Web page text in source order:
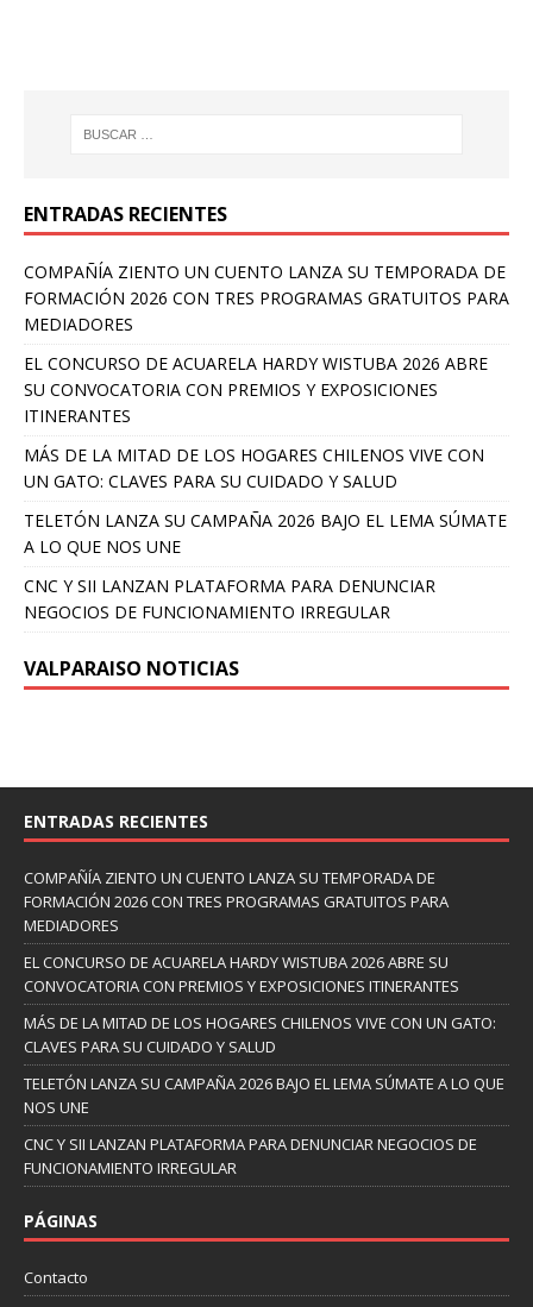
ENTRADAS RECIENTES
COMPAÑÍA ZIENTO UN CUENTO LANZA SU TEMPORADA DE
FORMACIÓN 2026 CON TRES PROGRAMAS GRATUITOS PARA
MEDIADORES
EL CONCURSO DE ACUARELA HARDY WISTUBA 2026 ABRE
SU CONVOCATORIA CON PREMIOS Y EXPOSICIONES
ITINERANTES
MÁS DE LA MITAD DE LOS HOGARES CHILENOS VIVE CON
UN GATO: CLAVES PARA SU CUIDADO Y SALUD
TELETÓN LANZA SU CAMPAÑA 2026 BAJO EL LEMA SÚMATE
A LO QUE NOS UNE
CNC Y SII LANZAN PLATAFORMA PARA DENUNCIAR
NEGOCIOS DE FUNCIONAMIENTO IRREGULAR
VALPARAISO NOTICIAS
ENTRADAS RECIENTES
COMPAÑÍA ZIENTO UN CUENTO LANZA SU TEMPORADA DE
FORMACIÓN 2026 CON TRES PROGRAMAS GRATUITOS PARA
MEDIADORES
EL CONCURSO DE ACUARELA HARDY WISTUBA 2026 ABRE SU
CONVOCATORIA CON PREMIOS Y EXPOSICIONES ITINERANTES
MÁS DE LA MITAD DE LOS HOGARES CHILENOS VIVE CON UN GATO:
CLAVES PARA SU CUIDADO Y SALUD
TELETÓN LANZA SU CAMPAÑA 2026 BAJO EL LEMA SÚMATE A LO QUE
NOS UNE
CNC Y SII LANZAN PLATAFORMA PARA DENUNCIAR NEGOCIOS DE
FUNCIONAMIENTO IRREGULAR
PÁGINAS
Contacto